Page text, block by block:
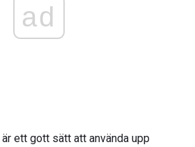
ad
är ett gott sätt att använda upp